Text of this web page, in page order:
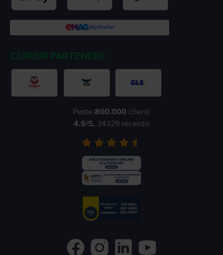
CURIERI PARTENERI:
Peste 800.000 clienți
4.9/5, 34329 recenzii